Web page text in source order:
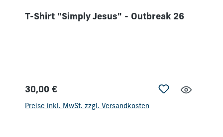
T-Shirt "Simply Jesus" - Outbreak 26
Regulärer Preis:
30,00 €
Preise inkl. MwSt. zzgl. Versandkosten